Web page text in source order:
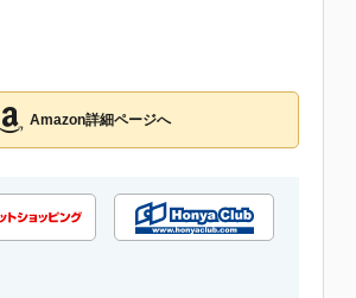
Amazon詳細ページへ